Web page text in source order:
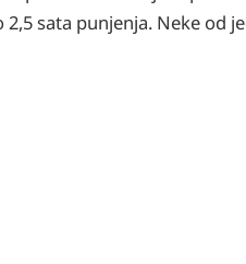
sata punjenja. Neke od